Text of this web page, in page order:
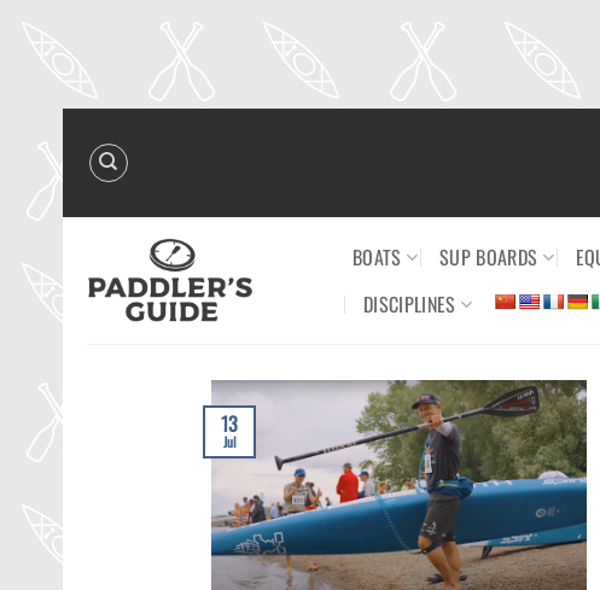
content
BOATS SUP BOARDS
DISCIPLINES
13
Jul